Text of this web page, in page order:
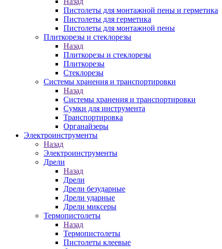
Пистолеты для монтажной пены и герметика
Пистолеты для герметика
Пистолеты для монтажной пены
Плиткорезы и стеклорезы
Назад
Плиткорезы и стеклорезы
Плиткорезы
Стеклорезы
Системы хранения и транспортировки
Назад
Системы хранения и транспортировки
Сумки для инструмента
Транспортировка
Органайзеры
Электроинструменты
Назад
Электроинструменты
Дрели
Назад
Дрели
Дрели безударные
Дрели ударные
Дрели миксеры
Термопистолеты
Назад
Термопистолеты
Пистолеты клеевые